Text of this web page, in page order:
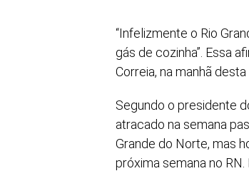
“Infelizmente o Rio
gás de cozinha”. Essa
Correia, na manhã
Segundo o presidente
atracado na semana
Grande do Norte, mas
próxima semana no